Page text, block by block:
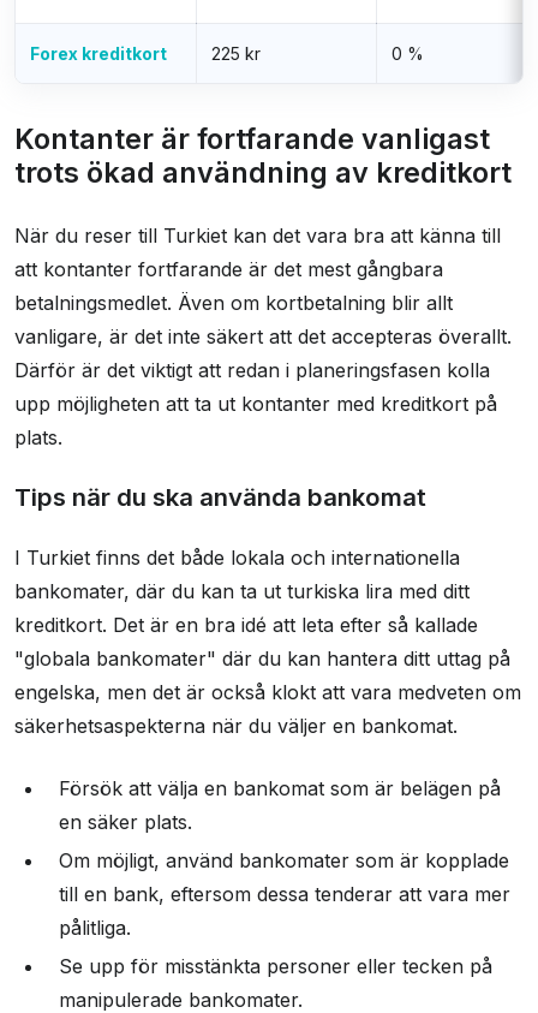
Forex kreditkort 225 kr 0 %
Kontanter är fortfarande vanligast
trots ökad användning av kreditkort
När du reser till Turkiet kan det vara bra att känna till
att kontanter fortfarande är det mest gångbara
betalningsmedlet. Även om kortbetalning blir allt
vanligare, är det inte säkert att det accepteras överallt.
Därför är det viktigt att redan i planeringsfasen kolla
upp möjligheten att ta ut kontanter med kreditkort på
plats.
Tips när du ska använda bankomat
I Turkiet finns det både lokala och internationella
bankomater, där du kan ta ut turkiska lira med ditt
kreditkort. Det är en bra idé att leta efter så kallade
"globala bankomater" där du kan hantera ditt uttag på
engelska, men det är också klokt att vara medveten om
säkerhetsaspekterna när du väljer en bankomat.
Försök att välja en bankomat som är belägen på
en säker plats.
Om möjligt, använd bankomater som är kopplade
till en bank, eftersom dessa tenderar att vara mer
pålitliga.
Se upp för misstänkta personer eller tecken på
manipulerade bankomater.